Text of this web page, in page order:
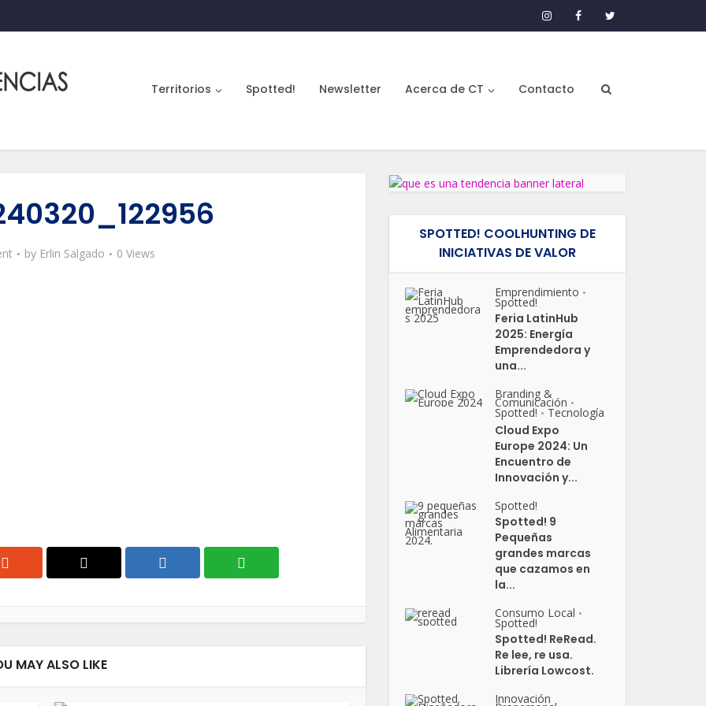
Territorios Spotted! Newsletter Acerca de CT Contacto
by Erlin Salgado 0 Views
MAY ALSO LIKE
SPOTTED! COOLHUNTING DE
INICIATIVAS DE VALOR
Emprendimiento •
Spotted!
Feria LatinHub
2025: Energía
Emprendedora y
una...
Branding &
Comunicación •
Spotted! • Tecnología
Cloud Expo
Europe 2024: Un
Encuentro de
Innovación y...
Spotted!
Spotted! 9
Pequeñas
grandes marcas
que cazamos en
la...
Consumo Local •
Spotted!
Spotted! ReRead.
Re lee, re usa.
Librería Lowcost.
Innovación